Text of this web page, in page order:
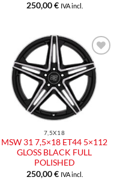
250,00€ IVA incl.
7,5X18
MSW 31 7,5×18 ET44 5×112
GLOSS BLACK FULL
POLISHED
250,00€ IVA incl.